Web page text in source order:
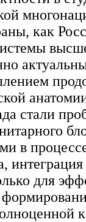
как
стали
в
для